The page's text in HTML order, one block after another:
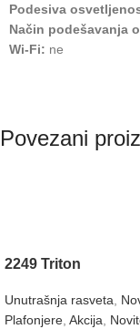
Podesiva
Način podešavanja
Wi-Fi: ne
Povezani
2249 Triton
Unutrašnja rasveta,
Plafonjere, Akcija,